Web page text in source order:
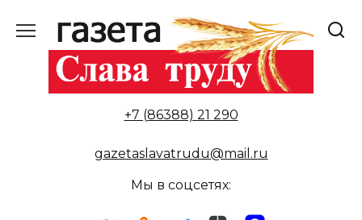
содержанию
+7 (86388) 21 290
gazetaslavatrudu@mail.ru
Мы в соцсетях: